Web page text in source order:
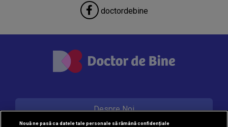
doctordebine
Despre Noi
Nouă ne pasă ca datele tale personale să rămână confidențiale